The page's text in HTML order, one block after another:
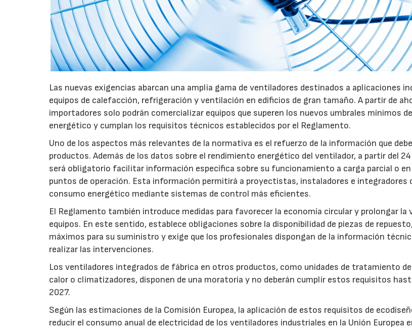
Las nuevas exigencias abarcan una amplia gama de ventiladores destinados a aplicaciones
equipos de calefacción, refrigeración y ventilación en edificios de gran tamaño. A partir de
importadores solo podrán comercializar equipos que superen los nuevos umbrales mínimos
energético y cumplan los requisitos técnicos establecidos por el Reglamento.
Uno de los aspectos más relevantes de la normativa es el refuerzo de la información que
productos. Además de los datos sobre el rendimiento energético del ventilador, a partir del
será obligatorio facilitar información específica sobre su funcionamiento a carga parcial o
puntos de operación. Esta información permitirá a proyectistas, instaladores e integradores
consumo energético mediante sistemas de control más eficientes.
El Reglamento también introduce medidas para favorecer la economía circular y prolongar la
equipos. En este sentido, establece obligaciones sobre la disponibilidad de piezas de
máximos para su suministro y exige que los profesionales dispongan de la información
realizar las intervenciones.
Los ventiladores integrados de fábrica en otros productos, como unidades de tratamiento de
calor o climatizadores, disponen de una moratoria y no deberán cumplir estos requisitos
2027.
Según las estimaciones de la Comisión Europea, la aplicación de estos requisitos de
reducir el consumo anual de electricidad de los ventiladores industriales en la Unión Europea